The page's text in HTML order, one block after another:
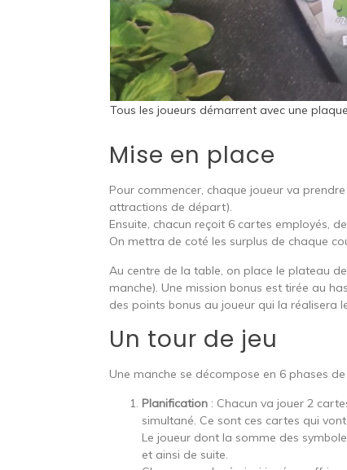
Tous les joueurs démarrent avec une
Mise en place
Pour commencer, chaque joueur va
attractions de départ).
Ensuite, chacun reçoit 6 cartes employés,
On mettra de coté les surplus de chaque
Au centre de la table, on place le plateau
manche). Une mission bonus est tirée au
des points bonus au joueur qui la réalisera
Un tour de jeu
Une manche se décompose en 6 phases de
Planification : Chacun va jouer 2
simultané. Ce sont ces cartes qui
Le joueur dont la somme des
et ainsi de suite.